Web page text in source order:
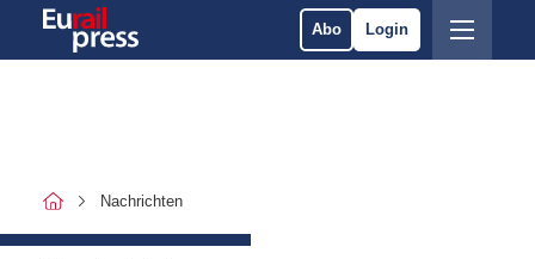
Abo Login
Nachrichten